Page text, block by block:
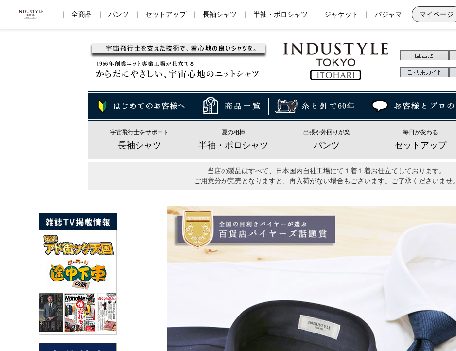
宇宙飛行士をサポート
長袖シャツ
夏の相棒
半袖・ポロシャツ
出張や外回りが楽
パンツ
毎日が変わる
セットアップ
当店の製品はすべて、日本国内自社工場にて１着１着お仕立てしております。
ご用意分が完売となりますと、再入荷がない場合もございます。ご了承くださいませ。
｜ 全商品 ｜ パンツ ｜ セットアップ ｜ 長袖シャツ ｜ 半袖・ポロシャツ ｜ ジャケット ｜ パジャマ マイページ